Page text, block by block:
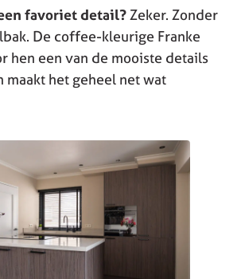
favoriet detail?Zeker. Zonder
De coffee-kleurige Franke
hen een van de mooiste details
maakt het geheel net wat